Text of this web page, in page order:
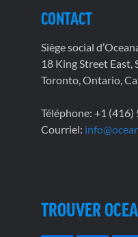
CONTACT
Siège social
18 King Street East,
Toronto, Ontario,
Téléphone: +1
Courriel:
TROUVER